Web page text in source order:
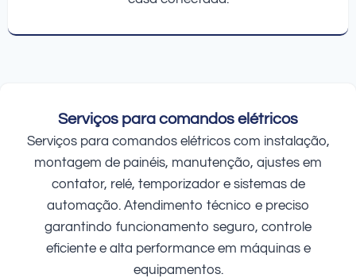
Serviços para comandos elétricos
Serviços para comandos elétricos com instalação,
montagem de painéis, manutenção, ajustes em
contator, relé, temporizador e sistemas de
automação. Atendimento técnico e preciso
garantindo funcionamento seguro, controle
eficiente e alta performance em máquinas e
equipamentos.